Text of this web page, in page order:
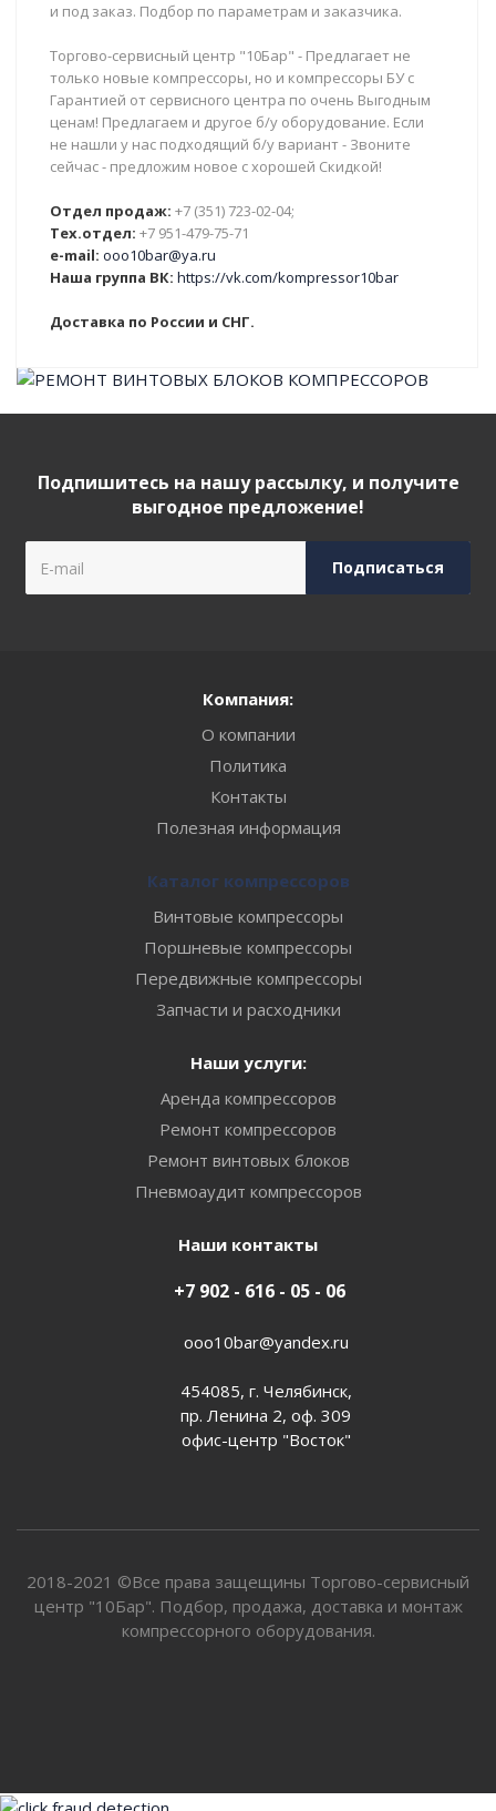
и под заказ. Подбор по параметрам и заказчика.
Торгово-сервисный центр "10Бар" - Предлагает не
только новые компрессоры, но и компрессоры БУ с
Гарантией от сервисного центра по очень Выгодным
ценам! Предлагаем и другое б/у оборудование. Если
не нашли у нас подходящий б/у вариант - Звоните
сейчас - предложим новое с хорошей Скидкой!
Отдел продаж: +7 (351) 723-02-04;
Тех.отдел: +7 951-479-75-71
e-mail: ooo10bar@ya.ru
Наша группа ВК: https://vk.com/kompressor10bar
Доставка по России и СНГ.
Подпишитесь на нашу рассылку, и получите
выгодное предложение!
Компания:
О компании
Политика
Контакты
Полезная информация
Каталог компрессоров
Винтовые компрессоры
Поршневые компрессоры
Передвижные компрессоры
Запчасти и расходники
Наши услуги:
Аренда компрессоров
Ремонт компрессоров
Ремонт винтовых блоков
Пневмоаудит компрессоров
Наши контакты
+7 902 - 616 - 05 - 06
ooo10bar@yandex.ru
454085, г. Челябинск,
пр. Ленина 2, оф. 309
офис-центр "Восток"
2018-2021 ©Все права защещины Торгово-сервисный
центр "10Бар". Подбор, продажа, доставка и монтаж
компрессорного оборудования.